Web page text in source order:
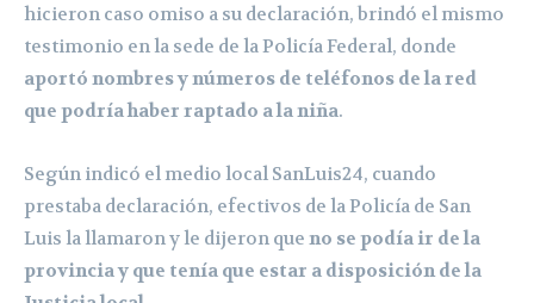
hicieron caso omiso a su declaración, brindó el mismo
testimonio en la sede de la Policía Federal, donde
aportó nombres y números de teléfonos de la red
que podría haber raptado a la niña.
Según indicó el medio local SanLuis24, cuando
prestaba declaración, efectivos de la Policía de San
Luis la llamaron y le dijeron que no se podía ir de la
provincia y que tenía que estar a disposición de la